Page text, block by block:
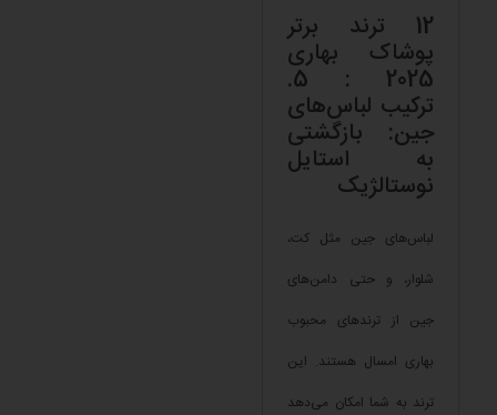
12 ترند برتر
پوشاک بهاری
2025 : 5.
ترکیب لباس‌های
جین: بازگشتی
به استایل
نوستالژیک
لباس‌های جین مثل کت،
شلوار، و حتی دامن‌های
جین از ترندهای محبوب
بهاری امسال هستند. این
ترند به شما امکان می‌دهد